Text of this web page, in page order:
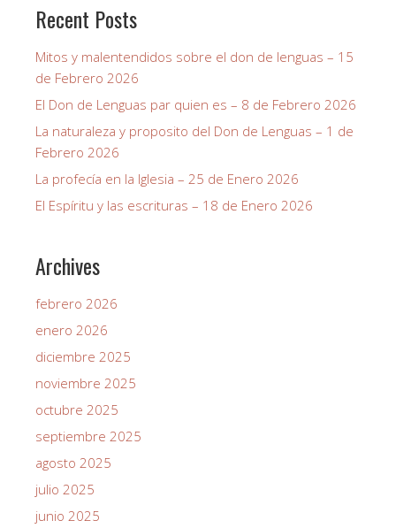
Recent Posts
Mitos y malentendidos sobre el don de lenguas – 15
de Febrero 2026
El Don de Lenguas par quien es – 8 de Febrero 2026
La naturaleza y proposito del Don de Lenguas – 1 de
Febrero 2026
La profecía en la Iglesia – 25 de Enero 2026
El Espíritu y las escrituras – 18 de Enero 2026
Archives
febrero 2026
enero 2026
diciembre 2025
noviembre 2025
octubre 2025
septiembre 2025
agosto 2025
julio 2025
junio 2025